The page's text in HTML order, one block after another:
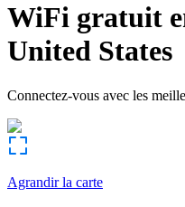
WiFi gratuit
United States
Connectez-vous avec les
Agrandir la carte